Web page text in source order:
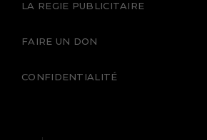
LA REGIE PUBLICITAIRE
FAIRE UN DON
CONFIDENTIALITÉ